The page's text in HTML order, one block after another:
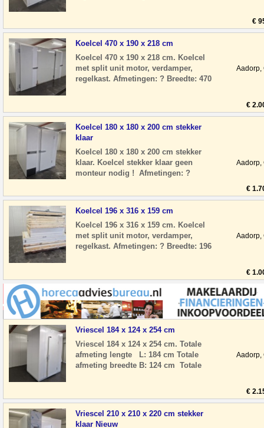
€
Koelcel 470 x 190 x 218 cm
Koelcel 470 x 190 x 218 cm. Koelcel
met split unit motor, verdamper,
regelkast. Afmetingen: ? Breedte: 470
Aadorp,
€
Koelcel 180 x 180 x 200 cm stekker
klaar
Koelcel 180 x 180 x 200 cm stekker
klaar. Koelcel stekker klaar geen
monteur nodig ! Afmetingen: ?
Hoogte: 200 cm
Aadorp,
€
Koelcel 196 x 316 x 159 cm
Koelcel 196 x 316 x 159 cm. Koelcel
met split unit motor, verdamper,
regelkast. Afmetingen: ? Breedte: 196
Aadorp,
€
Vriescel 184 x 124 x 254 cm
Vriescel 184 x 124 x 254 cm. Totale
afmeting lengte L: 184 cm Totale
afmeting breedte B: 124 cm Totale
Aadorp,
€
Vriescel 210 x 210 x 220 cm stekker
klaar Nieuw